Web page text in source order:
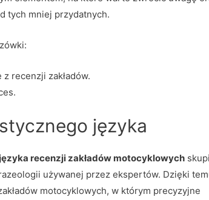
tych mniej przydatnych.
z recenzji zakładów.
języka
recenzji zakładów motocyklowych
używanej przez ekspertów. Dzięki
motocyklowych, w którym precyzyjne